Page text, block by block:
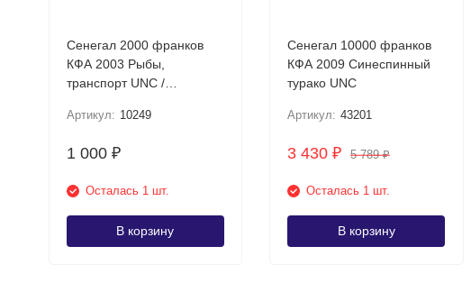
Сенегал 2000 франков
КФА 2003 Рыбы,
транспорт UNC /
Артикул: 10249
1 000 ₽
Осталась 1 шт.
В корзину
Сенегал 10000 франков
КФА 2009 Синеспинный
турако UNC
Артикул: 43201
3 430 ₽ 5 789₽
Осталась 1 шт.
В корзину